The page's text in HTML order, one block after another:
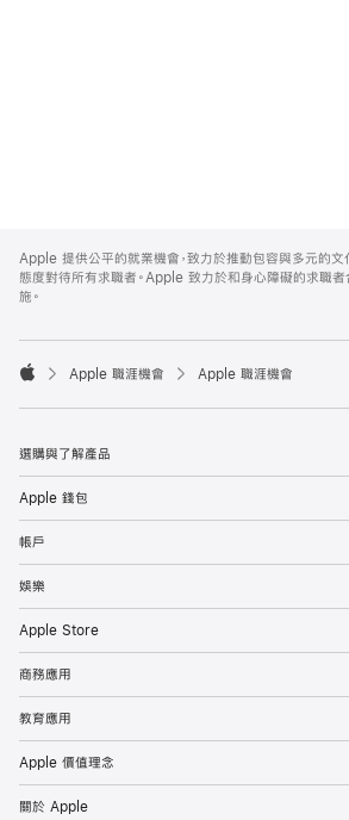
Footer
Apple 提供公平的就業機會，致力於推動包容與多元的文
態度對待所有求職者。Apple 致力於和身心障礙的求職者
施。

Apple 職涯機會 Apple 職涯機會
選購與了解產品
Apple 錢包
帳戶
娛樂
Apple Store
商務應用
教育應用
Apple 價值理念
關於 Apple